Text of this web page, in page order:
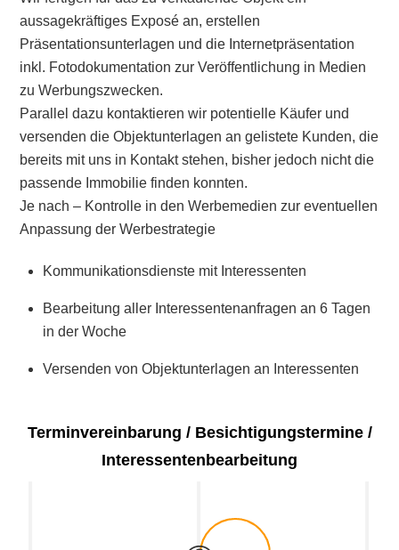
aussagekräftiges Exposé an, erstellen
Präsentationsunterlagen und die Internetpräsentation
inkl. Fotodokumentation zur Veröffentlichung in Medien
zu Werbungszwecken.
Parallel dazu kontaktieren wir potentielle Käufer und
versenden die Objektunterlagen an gelistete Kunden, die
bereits mit uns in Kontakt stehen, bisher jedoch nicht die
passende Immobilie finden konnten.
Je nach – Kontrolle in den Werbemedien zur eventuellen
Anpassung der Werbestrategie
Kommunikationsdienste mit Interessenten
Bearbeitung aller Interessentenanfragen an 6 Tagen
in der Woche
Versenden von Objektunterlagen an Interessenten
Terminvereinbarung / Besichtigungstermine /
Interessentenbearbeitung